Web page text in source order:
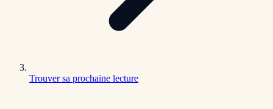
Trouver sa prochaine lecture